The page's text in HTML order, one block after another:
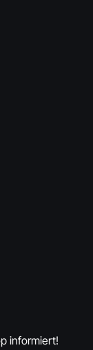
informiert!